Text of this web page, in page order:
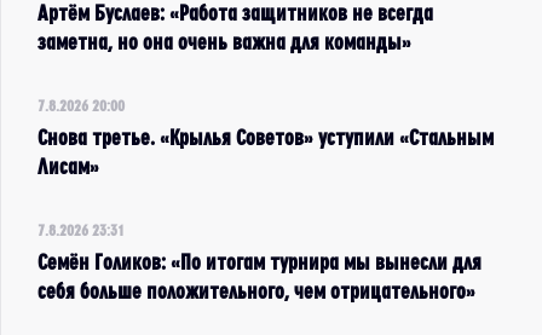
Артём Буслаев: «Работа защитников не всегда
заметна, но она очень важна для команды»
7.8.2026 20:00
Снова третье. «Крылья Советов» уступили «Стальным
Лисам»
7.8.2026 23:31
Семён Голиков: «По итогам турнира мы вынесли для
себя больше положительного, чем отрицательного»